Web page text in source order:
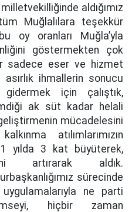
aldığımız
Muğlalılara teşekkür
oy oranları Muğla’yla
göstermekten çok
sadece eser ve hizmet
ihmallerin sonucu
için çalıştık,
ak süt kadar helali
mücadelesini
atılımlarımızın
yılda 3 kat büyüterek,
artırarak aldık.
sürecinde
ne parti
hiçbir zaman